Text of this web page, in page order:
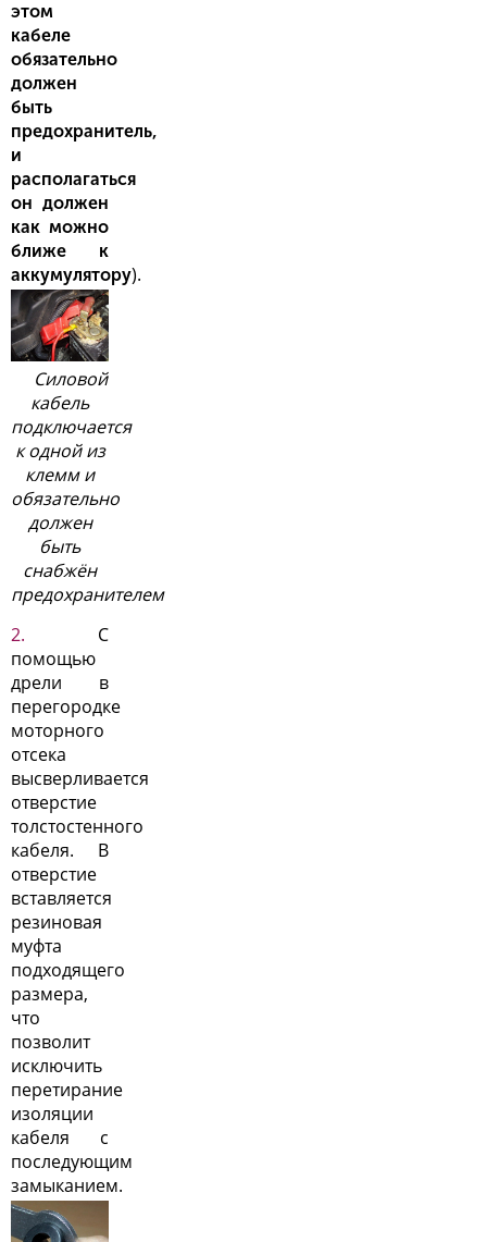
этом
кабеле
обязательно
должен
быть
предохранитель,
и
располагаться
он должен
как можно
ближе к
аккумулятору).
Силовой
кабель
подключается
к одной из
клемм и
обязательно
должен
быть
снабжён
предохранителем
С
помощью
дрели в
перегородке
моторного
отсека
высверливается
отверстие
толстостенного
кабеля. В
отверстие
вставляется
резиновая
муфта
подходящего
размера,
что
позволит
исключить
перетирание
изоляции
кабеля с
последующим
замыканием.